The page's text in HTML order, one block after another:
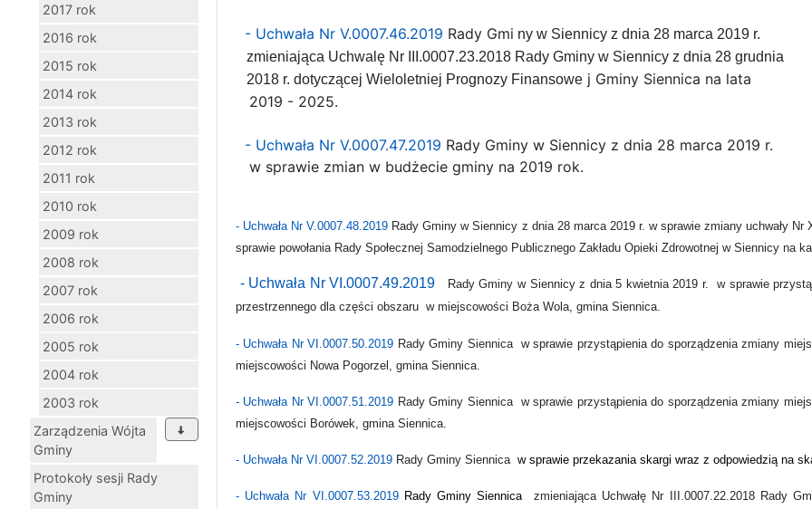
2017 rok
2016 rok
2015 rok
2014 rok
2013 rok
2012 rok
2011 rok
2010 rok
2009 rok
2008 rok
2007 rok
2006 rok
2005 rok
2004 rok
2003 rok
Zarządzenia Wójta
Gminy
Protokoły sesji Rady
Gminy
- Uchwała Nr V.0007.46.2019 Rady Gmi ny w Siennicy z dnia 28 marca 2019 r.
zmieniająca Uchwalę Nr III.0007.23.2018 Rady Gminy w Siennicy z dnia 28 grudnia
2018 r. dotyczącej Wieloletniej Prognozy Finansowe j Gminy Siennica na lata
2019 - 2025.
- Uchwała Nr V.0007.47.2019 Rady Gminy w Siennicy z dnia 28 marca 2019 r.
w sprawie zmian w budżecie gminy na 2019 rok.
- Uchwała Nr V.0007.48.2019 Rady Gminy w Siennicy z dnia 28 marca 2019 r. w sprawie zmiany uchwały
sprawie powołania Rady Społecznej Samodzielnego Publicznego Zakładu Opieki Zdrowotnej w Siennicy na
- Uchwała Nr VI.0007.49.2019 Rady Gminy w Siennicy z dnia 5 kwietnia 2019 r.
w sprawie
przestrzennego dla części obszaru w miejscowości Boża Wola, gmina Siennica.
- Uchwała Nr VI.0007.50.2019 Rady Gminy Siennica w sprawie przystąpienia do sporządzenia zmiany
miejscowości Nowa Pogorzel, gmina Siennica.
- Uchwała Nr VI.0007.51.2019 Rady Gminy Siennica w sprawie przystąpienia do sporządzenia zmiany
miejscowości Borówek, gmina Siennica.
- Uchwała Nr VI.0007.52.2019 Rady Gminy Siennica w sprawie przekazania skargi wraz z odpowiedzią na
- Uchwała Nr VI.0007.53.2019Rady Gminy Siennica
zmieniająca Uchwałę Nr III.0007.22.2018 Rady